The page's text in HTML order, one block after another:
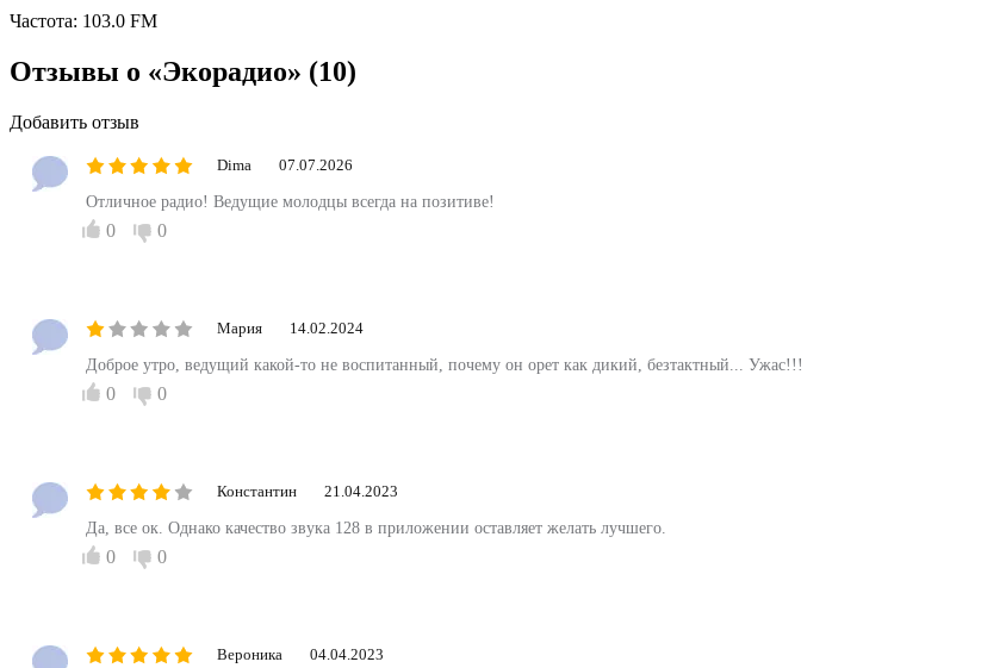
Частота: 103.0 FM
Отзывы о «Экорадио» (10)
Добавить отзыв
Dima 07.07.2026
Отличное радио! Ведущие молодцы всегда на позитиве!
0 0
Мария 14.02.2024
Доброе утро, ведущий какой-то не воспитанный, почему он орет как дикий, безтактный... Ужас!!!
0 0
Константин 21.04.2023
Да, все ок. Однако качество звука 128 в приложении оставляет желать лучшего.
0 0
Вероника 04.04.2023